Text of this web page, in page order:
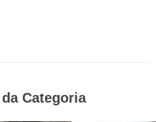
Categoria